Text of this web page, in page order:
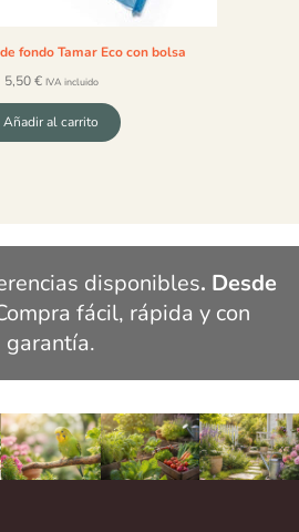
fondo Tamar Eco con bolsa
5,50€ IVA incluido
Añadir al carrito
disponibles. Desde
fácil, rápida y con
garantía.